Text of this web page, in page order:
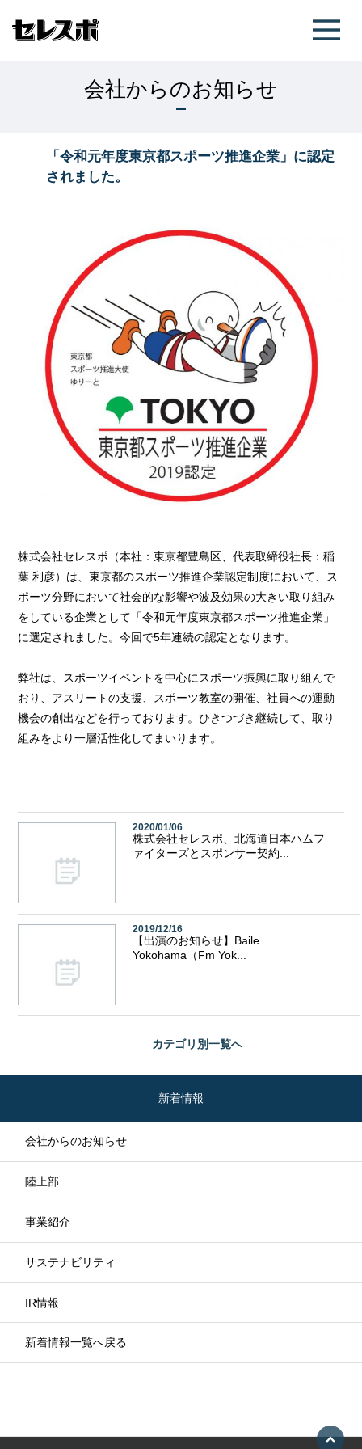
会社からのお知らせ
「令和元年度東京都スポーツ推進企業」に認定
されました。
株式会社セレスポ（本社：東京都豊島区、代表取締役社長：稲
葉 利彦）は、東京都のスポーツ推進企業認定制度において、ス
ポーツ分野において社会的な影響や波及効果の大きい取り組み
をしている企業として「令和元年度東京都スポーツ推進企業」
に選定されました。今回で5年連続の認定となります。
弊社は、スポーツイベントを中心にスポーツ振興に取り組んで
おり、アスリートの支援、スポーツ教室の開催、社員への運動
機会の創出などを行っております。ひきつづき継続して、取り
組みをより一層活性化してまいります。
2020/01/06
株式会社セレスポ、北海道日本ハムフ
ァイターズとスポンサー契約...
カテゴリ別一覧へ
2019/12/16
【出演のお知らせ】Baile
Yokohama（Fm Yok...
新着情報
会社からのお知らせ
陸上部
事業紹介
サステナビリティ
IR情報
新着情報一覧へ戻る